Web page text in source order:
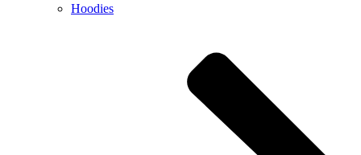
Hoodies